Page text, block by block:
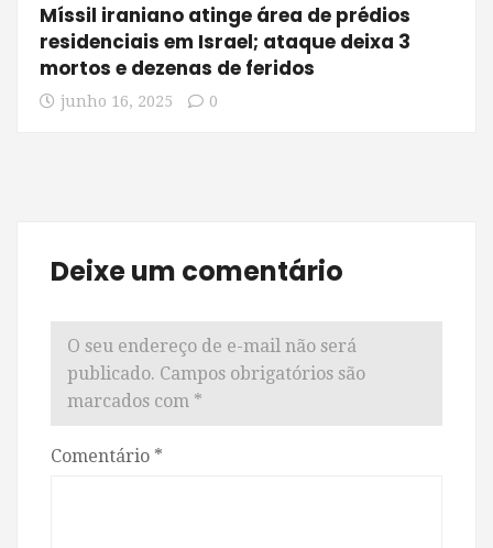
Míssil iraniano atinge área de prédios
residenciais em Israel; ataque deixa 3
mortos e dezenas de feridos
junho 16, 2025 0
Deixe um comentário
O seu endereço de e-mail não será
publicado. Campos obrigatórios são
marcados com *
Comentário *